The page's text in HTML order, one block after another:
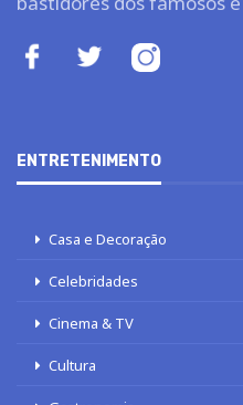
ENTRETENIMENTO
Casa e Decoração
Celebridades
Cinema & TV
Cultura